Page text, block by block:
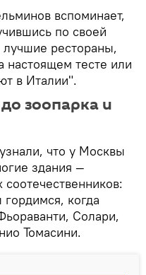
вспоминает,
по своей
лучшие рестораны,
настоящем тесте или
в Италии".
зоопарка и
что у Москвы
здания —
когда
Солари,
Томасини.